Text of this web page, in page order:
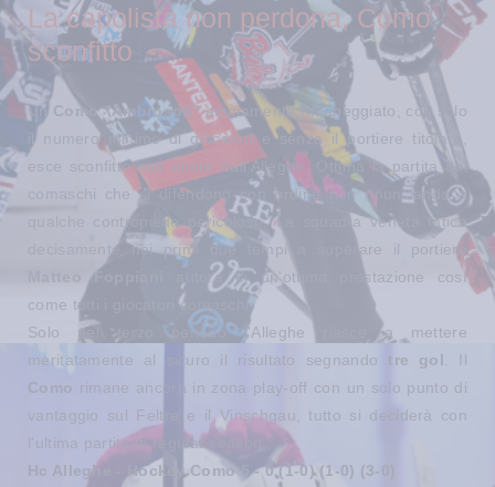
La capolista non perdona, Como
sconfitto
Un Como “Ambrosoli”ampiamente rimaneggiato, con solo
il numero minimo di giocatori e senza il portiere titolare,
esce sconfitto con onore dall'Alleghe. Ottima la partita dei
comaschi che si difendono con ordine non rinunciando a
qualche contropiede pericoloso. La squadra veneta fatica
decisamente nei primi due tempi a superare il portiere
Matteo Foppiani
autore di un'ottima prestazione così
come tutti i giocatori comaschi.
Solo nel terzo periodo l'Alleghe riesce a mettere
meritatamente al sicuro il risultato segnando tre gol . Il
Como rimane ancora in zona play-off con un solo punto di
vantaggio sul Feltre e il Vinschgau, tutto si deciderà con
l'ultima partita di regular season.
Hc Alleghe - Hockey Como 5 - 0 (1-0) (1-0) (3-0)